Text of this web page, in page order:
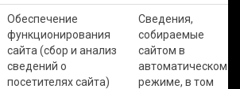
Обеспечение
функционирования
сайта (сбор и анализ
сведений о
посетителях сайта)
Сведения,
собираемые
сайтом в
автоматическом
режиме, в том